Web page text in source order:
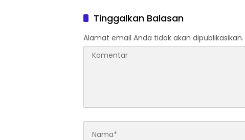
Tinggalkan Balasan
Alamat email Anda tidak akan dipublikasikan.